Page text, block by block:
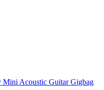
Acoustic Guitar Gigbag